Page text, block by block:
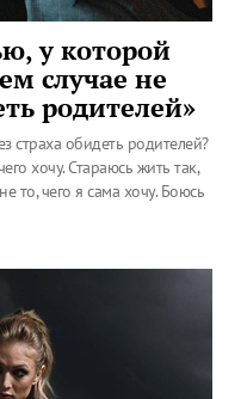
у которой
случае не
родителей»
страха обидеть родителей?
хочу. Стараюсь жить так,
то, чего я сама хочу. Боюсь